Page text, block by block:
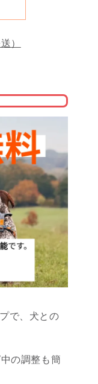
）
で、犬との
の調整も簡